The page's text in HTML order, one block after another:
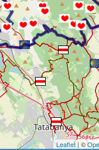
Leaflet| ©